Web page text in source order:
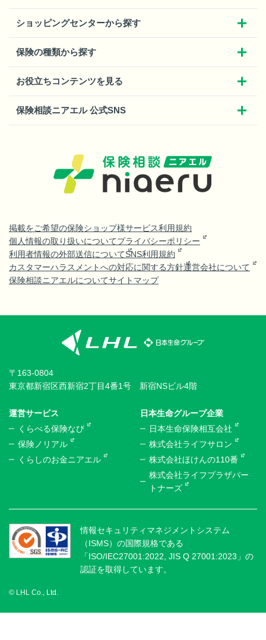
ショッピングセンターから探す
保険の種類から探す
お役立ちコンテンツを見る
保険相談ニアエル 公式SNS
掲載をご希望の保険ショップ様サービス利用規約
個人情報の取り扱いについてプライバシーポリシー
利用者情報の外部送信についてSNS利用規約
カスタマーハラスメントへの対応に関する方針運営会社について
保険相談ニアエルについてサイトマップ
〒163-0804
東京都新宿区西新宿2丁目4番1号 新宿NSビル4階
運営サービス
くらべる保険なび
保険ノリアル
くらしのお金ニアエル
日本生命グループ企業
日本生命保険相互会社
株式会社ライフサロン
株式会社ほけんの110番
株式会社ライフプラザパー
トナーズ
情報セキュリティマネジメントシステム
（ISMS）の国際規格である
「ISO/IEC27001:2022, JIS Q 27001:2023」の
認証を取得しています。
© LHL Co., Ltd.